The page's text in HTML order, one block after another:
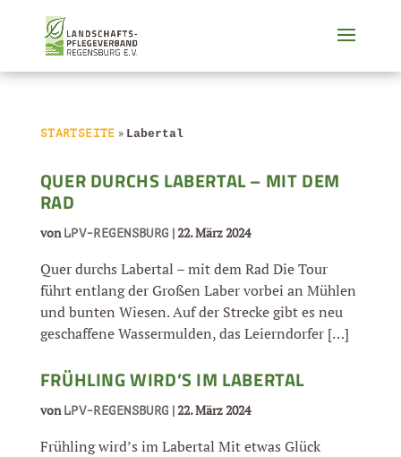
STARTSEITE » Labertal
QUER DURCHS LABERTAL – MIT DEM
RAD
von LPV-REGENSBURG |22. März 2024
Quer durchs Labertal – mit dem Rad Die Tour
führt entlang der Großen Laber vorbei an Mühlen
und bunten Wiesen. Auf der Strecke gibt es neu
geschaffene Wassermulden, das Leierndorfer […]
FRÜHLING WIRD’S IM LABERTAL
von LPV-REGENSBURG |22. März 2024
Frühling wird’s im Labertal Mit etwas Glück